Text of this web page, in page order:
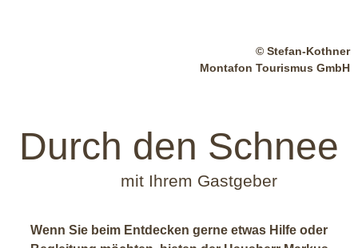
© Stefan-Kothner
Montafon Tourismus GmbH
Durch den Schnee
mit Ihrem Gastgeber
Wenn Sie beim Entdecken gerne etwas Hilfe oder